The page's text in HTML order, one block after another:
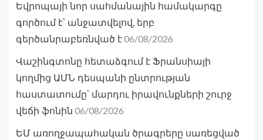
Եվրոպայի նոր սահմանային համակարգը
գործում է՝ անջատվելով, երբ
գերծանրաբեռնված է06/08/2026
Վաշինգտոնը հետաձգում է Ֆրանսիայի
կողմից ԱՄՆ դեսպանի ընտրության
հաստատումը՝ մարդու իրավունքների շուրջ
վեճի ֆոնին 06/08/2026
ԵՄ առողջապահական ծրագրերը սառեցված